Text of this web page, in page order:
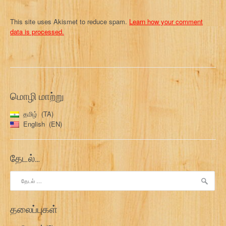
This site uses Akismet to reduce spam. Learn how your comment
data is processed.
மொழி மாற்று
தமிழ்
TA
English
EN
தேடல்…
தேடு:
தலைப்புகள்